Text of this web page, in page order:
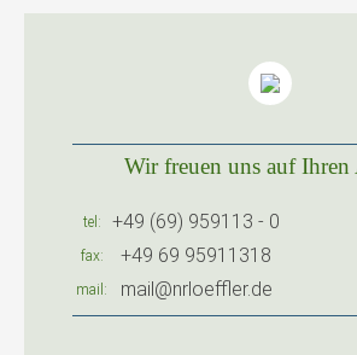
Wir freuen uns auf
tel +49 (69) 959113 - 0
fax +49 69 95911318
mail mail@nrloeffler.de